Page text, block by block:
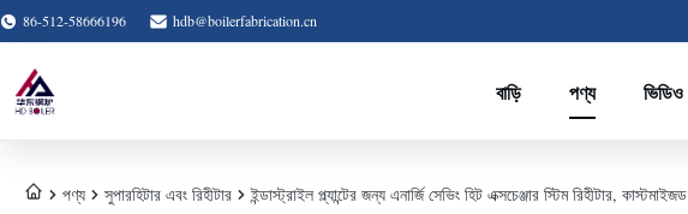
86-512-58666196 hdb@boilerfabrication.cn
বাড়ি পণ্য ভিডিও
পণ্য সুপারহিটার এবং রিহীটার ইন্ডাস্ট্রাইল প্ল্যান্টের জন্য এনার্জি সেভিং হিট এক্সচেঞ্জার স্টিম রিহীটার, কাস্টমাইজড